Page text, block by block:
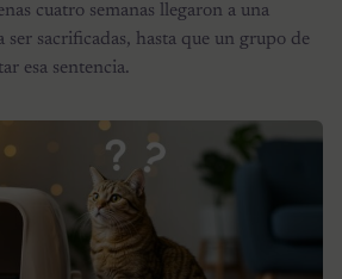
cuatro semanas llegaron a una
sacrificadas, hasta que un grupo de
esa sentencia.